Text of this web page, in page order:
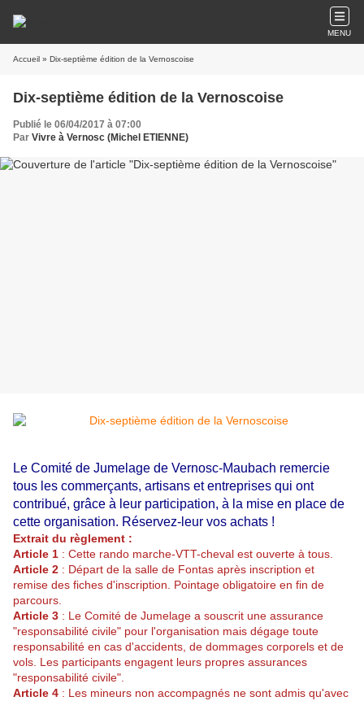
MENU
Accueil » Dix-septième édition de la Vernoscoise
Dix-septième édition de la Vernoscoise
Publié le 06/04/2017 à 07:00
Par Vivre à Vernosc (Michel ETIENNE)
Le Comité de Jumelage de Vernosc-Maubach remercie
tous les commerçants, artisans et entreprises qui ont
contribué, grâce à leur participation, à la mise en place de
cette organisation. Réservez-leur vos achats !
Extrait du règlement :
Article 1 : Cette rando marche-VTT-cheval est ouverte à tous.
Article 2 : Départ de la salle de Fontas après inscription et
remise des fiches d'inscription. Pointage obligatoire en fin de
parcours.
Article 3 : Le Comité de Jumelage a souscrit une assurance
"responsabilité civile" pour l'organisation mais dégage toute
responsabilité en cas d'accidents, de dommages corporels et de
vols. Les participants engagent leurs propres assurances
"responsabilité civile".
Article 4 : Les mineurs non accompagnés ne sont admis qu'avec